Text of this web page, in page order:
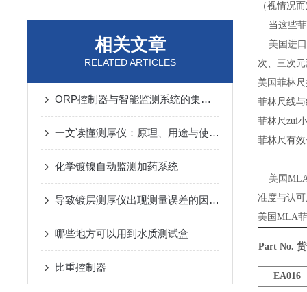
相关文章
RELATED ARTICLES
ORP控制器与智能监测系统的集成应用
一文读懂测厚仪：原理、用途与使用方法
化学镀镍自动监测加药系统
导致镀层测厚仪出现测量误差的因素有哪些？
哪些地方可以用到水质测试盒
比重控制器
（视情况
当这些菲
美国进口
次、三次
美国菲林
菲林尺线
菲林尺zui
菲林尺有效
美国MLA
准度与认
美国MLA
Part No.
EA016